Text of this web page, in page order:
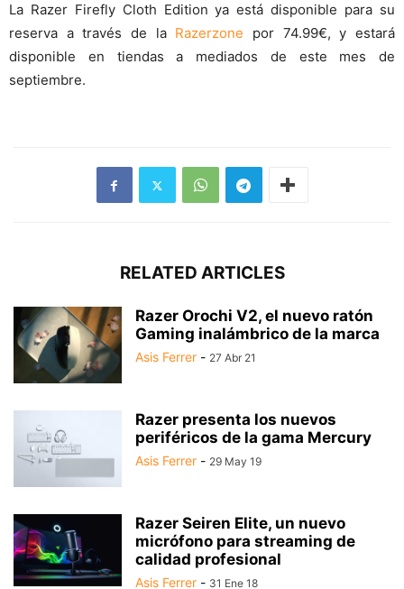
La Razer Firefly Cloth Edition ya está disponible para su
reserva a través de la Razerzone por 74.99€, y estará
disponible en tiendas a mediados de este mes de
septiembre.
RELATED ARTICLES
Razer Orochi V2, el nuevo ratón
Gaming inalámbrico de la marca
Asis Ferrer - 27 Abr 21
Razer presenta los nuevos
periféricos de la gama Mercury
Asis Ferrer - 29 May 19
Razer Seiren Elite, un nuevo
micrófono para streaming de
calidad profesional
Asis Ferrer - 31 Ene 18